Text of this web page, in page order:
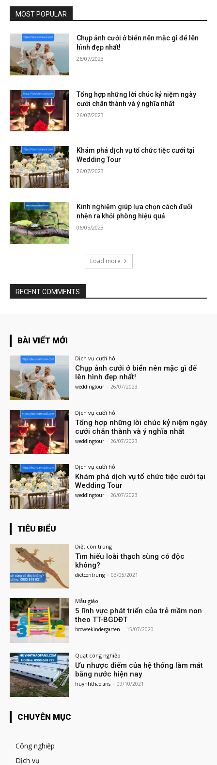
MOST POPULAR
Chụp ảnh cưới ở biển nên mặc gì để lên
hình đẹp nhất!
26/07/2023
Tổng hợp những lời chúc kỷ niệm ngày
cưới chân thành và ý nghĩa nhất
26/07/2023
Khám phá dịch vụ tổ chức tiệc cưới tại
Wedding Tour
26/07/2023
Kinh nghiệm giúp lựa chọn cách đuổi
nhện ra khỏi phòng hiệu quả
06/05/2023
Load more
RECENT COMMENTS
BÀI VIẾT MỚI
Dịch vụ cưới hỏi
Chụp ảnh cưới ở biển nên mặc gì để
lên hình đẹp nhất!
weddingtour - 26/07/2023
Dịch vụ cưới hỏi
Tổng hợp những lời chúc kỷ niệm ngày
cưới chân thành và ý nghĩa nhất
weddingtour - 26/07/2023
Dịch vụ cưới hỏi
Khám phá dịch vụ tổ chức tiệc cưới tại
Wedding Tour
weddingtour - 26/07/2023
TIÊU BIỂU
Diệt côn trùng
Tìm hiểu loài thạch sùng có độc
không?
dietcontrung - 03/05/2021
Mẫu giáo
5 lĩnh vực phát triển của trẻ mầm non
theo TT-BGDĐT
browsekindergarten - 15/07/2020
Quạt công nghiệp
Ưu nhược điểm của hệ thống làm mát
bằng nước hiện nay
huynhthaofans - 09/10/2021
CHUYÊN MỤC
Công nghiệp
Dịch vụ